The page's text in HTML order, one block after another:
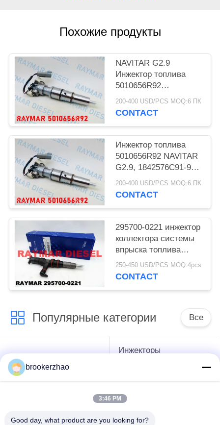
Похожие продукты
NAVITAR G2.9
Инжектор топлива
5010656R92
1842576C91-94
AP66976
200-400 USD/PCS MOQ:6 ПК
CONTACT
Инжектор топлива
5010656R92 NAVITAR
G2.9, 1842576C91-94,
AP66976
200-400 USD/PCS MOQ:6 ПК
CONTACT
295700-0221 инжектор
коллектора системы
впрыска топлива
инжектора DENSO
двигателя дизеля на
250-450 USD/PCS MOQ:4pcs
CONTACT
Популярные категории Все
инжектор двигателя
дизеля
Инжекторы
денсо
brookerzhao
3:46 PM
Good day, what product are you looking for?